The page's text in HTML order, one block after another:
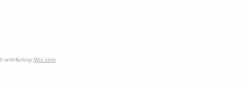
with&nbsp;Wix.com